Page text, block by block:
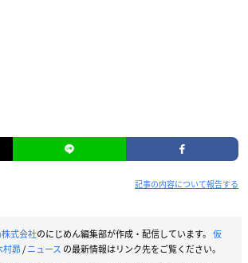
記事の内容について報告する
式会社のにじめん編集部が作成・配信しています。 仮
村昴/ニュース の最新情報はリンク先をご覧ください。